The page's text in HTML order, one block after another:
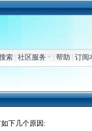
索| 社区服务 帮助 订阅
下几个原因: